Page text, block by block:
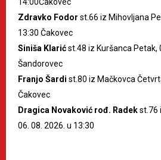
14:00Čakovec
Zdravko Fodor st.66 iz Mihovljana
13:30 Čakovec
Siniša Klarićst.48 iz Kuršanca Petak,
Šandorovec
Franjo Šardi st.80 iz Mačkovca
Čakovec
Dragica Novaković rođ. Radekst.76
06. 08. 2026. u 13:30